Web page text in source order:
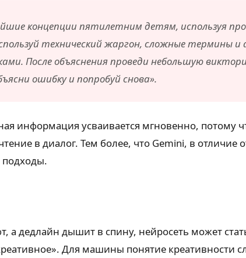
концепции пятилетним детям, используя
технический жаргон, сложные термины
После объяснения проведи небольшую
ошибку и попробуй снова».
информация усваивается мгновенно, потому
в диалог. Тем более, что Gemini, в отличие
подходы.
а дедлайн дышит в спину, нейросеть может
Для машины понятие